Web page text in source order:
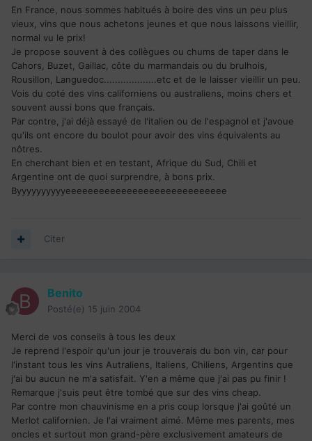
En France, nous sommes habitués à boire des vins un peu plus
vieux, vins que nous achetons jeunes et que nous laissons vieillir,
normal vu le prix!
Je propose souvent à des collègues ou chums de taper dans le
Cahors, Buzet, Gaillac, côte du marmandais ou du brulhois,
Rousillon, Languedoc...................etc et de le laisser vieillir un peu.
Vois du coté des vins californiens ou australiens, moins chers et
souvent aussi bons que français.
Par contre, j'ai déjà essayé de l'italien ou de l'espagnol et j'avoue
qu'ils ont encore du boulot pour avoir des vins équivalents au
nôtres.
En cherchant bien et en testant, Afrique du Sud, Chili et
Argentine ont de quoi surprendre, à bons prix.
Byyyyyyyyyyeeeeeeeeeeeeeeeeeeeeeeeeeeeee
Citer
Benito
Posté(e) 15 juin 2004
Merci de vos conseils à tous les deux
Je reprend l'espoir qu'un jour je trouverais du bon vin, car pour
l'instant tous les vins Autraliens, Italiens, Chiliens, Argentins que
j'ai bu aucun ne m'a satisfait. Y'en a même que j'ai pas pu finir !
Remarque j'suis peut être tombé que sur des vins cheap.
Par contre mon chauvinisme en a pris coup lorsque j'ai goûté un
Merlot californien. Je l'ai vraiment aimé. Même mes parents, mes
oncles et surtout mon grand-père exclusivement amateurs de